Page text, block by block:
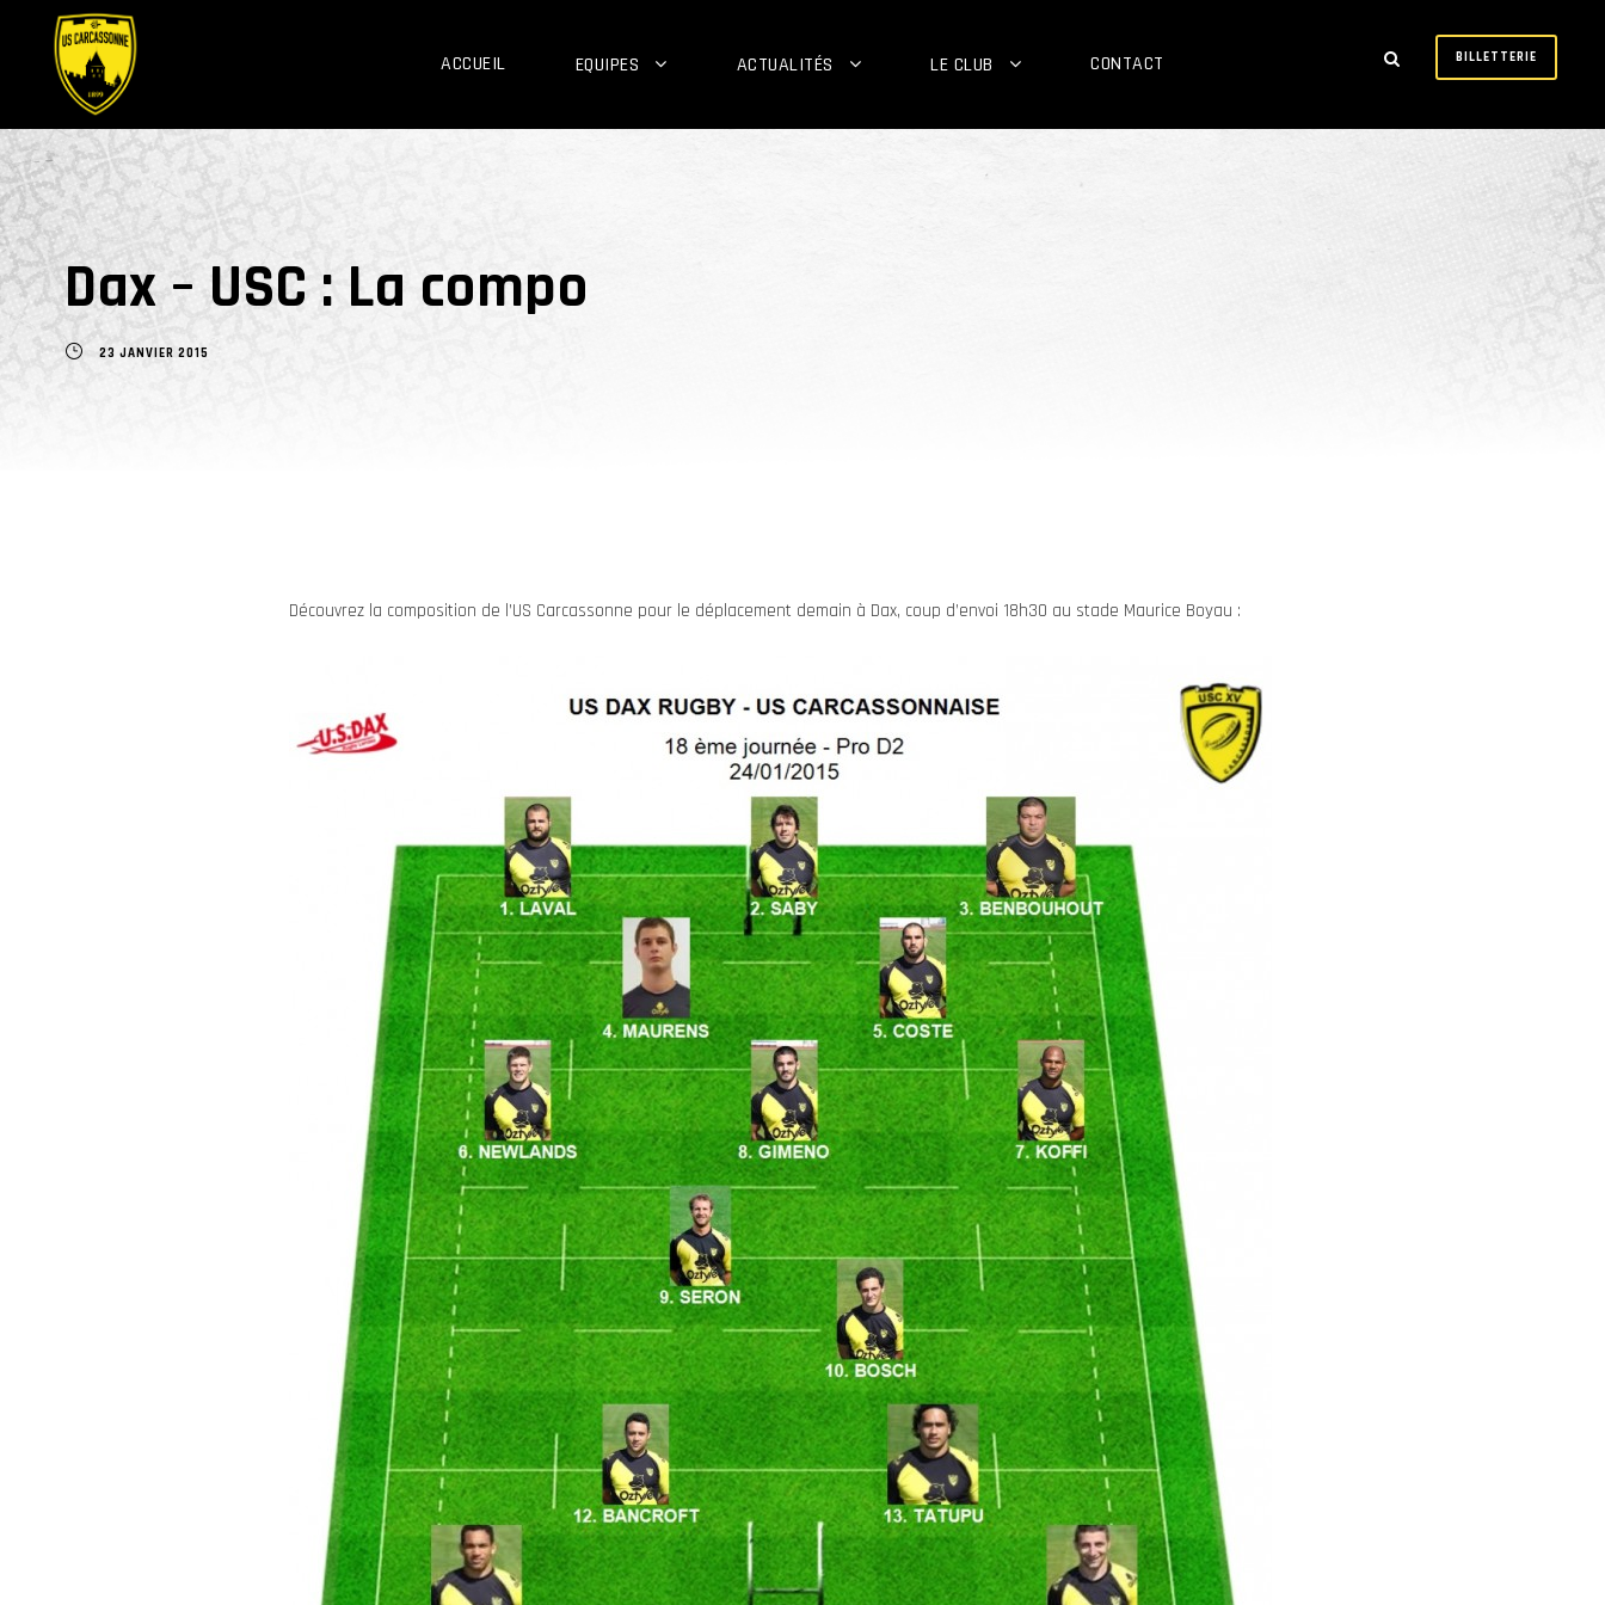
ACCUEIL EQUIPES ACTUALITÉS LE CLUB CONTACT BILLETTERIE
Dax – USC : La compo
23 JANVIER 2015
Découvrez la composition de l’US Carcassonne pour le déplacement demain à Dax, coup d’envoi 18h30 au stade Maurice Boyau :